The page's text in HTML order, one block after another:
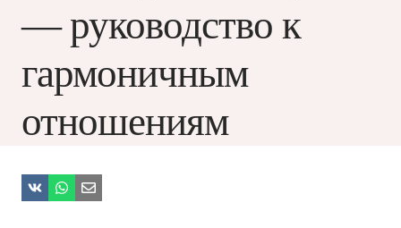
— руководство к
гармоничным
отношениям